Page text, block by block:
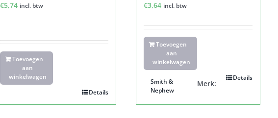
€5,74 incl. btw
Toevoegen
aan
winkelwagen
Details
€3,64 incl. btw
Toevoegen
aan
winkelwagen
Details
Merk:
Smith &
Nephew